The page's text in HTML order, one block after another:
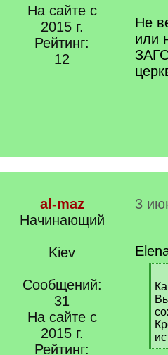
На сайте с
2015 г.
Рейтинг:
12
q
Не
или
al-maz
Начинающий
Kiev
Сообщений:
31
На сайте с
2015 г.
Рейтинг:
3
q
]
[